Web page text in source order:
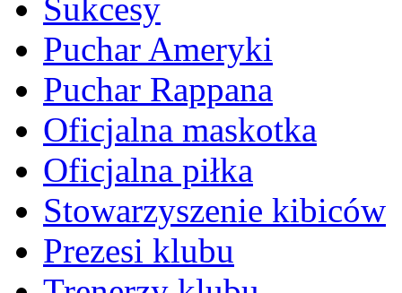
Sukcesy
Puchar Ameryki
Puchar Rappana
Oficjalna maskotka
Oficjalna piłka
Stowarzyszenie kibiców
Prezesi klubu